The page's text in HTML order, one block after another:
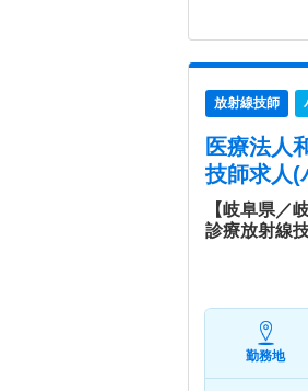
放射線技師
医療法人
技師求人(
【岐阜県／
診療放射線
勤務地